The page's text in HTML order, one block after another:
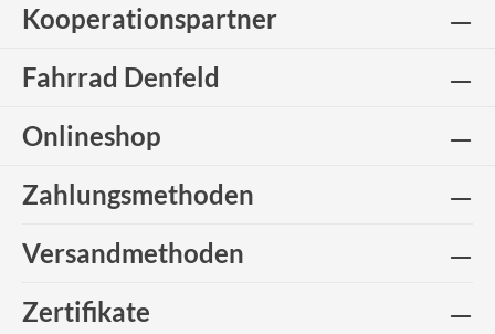
Kooperationspartner
Fahrrad Denfeld
Onlineshop
Zahlungsmethoden
Versandmethoden
Zertifikate